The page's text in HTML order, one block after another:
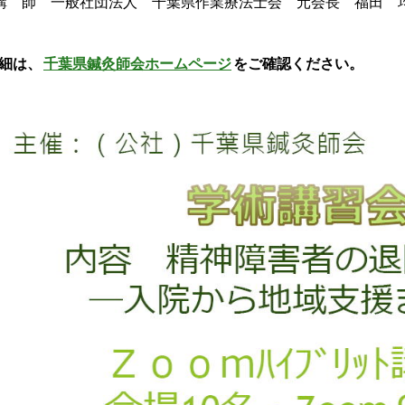
は、 千葉県鍼灸師会ホームページをご確認ください。